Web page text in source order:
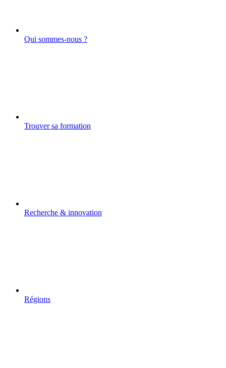
Qui sommes-nous ?
Trouver sa formation
Recherche & innovation
Régions